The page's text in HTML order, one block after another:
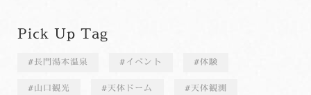
Pick Up Tag
長門湯本温泉 イベント 体験
山口観光 天体ドーム 天体観測